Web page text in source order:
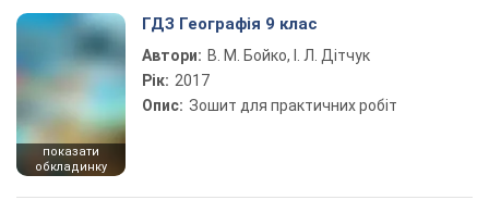
показати
обкладинку
ГДЗ Географія 9 клас
Автори: В. М. Бойко, І. Л. Дітчук
Рік: 2017
Опис: Зошит для практичних робіт